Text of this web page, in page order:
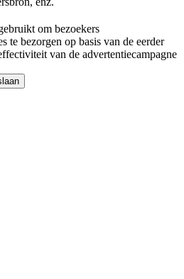
om bezoekers
te bezorgen op basis van de eerder
van de advertentiecampagne